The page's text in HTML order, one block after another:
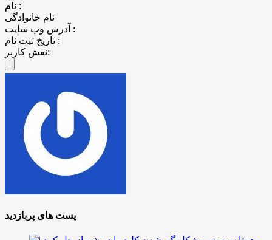
نام :
نام خانوادگی
آدرس وب سایت :
تاریخ ثبت نام :
نقش کاربر:
پست های پربازدید